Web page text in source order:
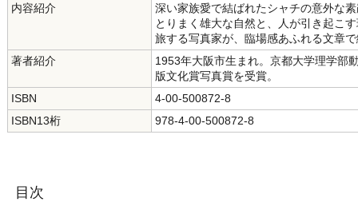
内容紹介
深い家族愛で結ばれたシャチの意外な
とりまく雄大な自然と、人が引き起こ
旅する写真家が、臨場感あふれる文章
著者紹介
1953年大阪市生まれ。京都大学理学部
版文化賞写真賞を受賞。
ISBN
4-00-500872-8
ISBN13桁
978-4-00-500872-8
目次